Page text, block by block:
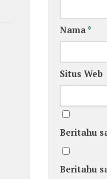
Nama *
Situs Web
Beritahu
Beritahu